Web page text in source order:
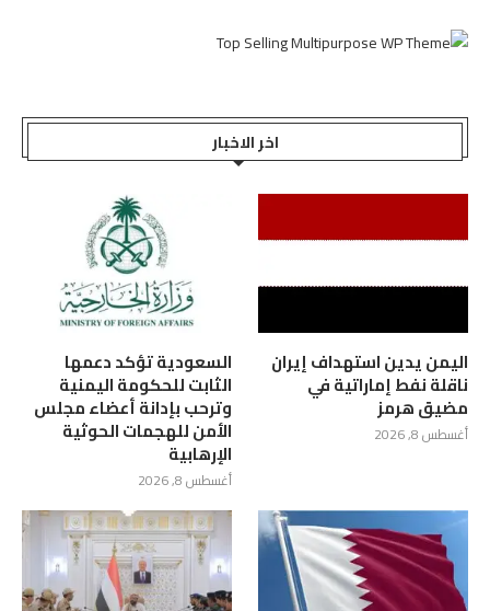
اخر الاخبار
اليمن يدين استهداف إيران
ناقلة نفط إماراتية في
مضيق هرمز
أغسطس 8, 2026
السعودية تؤكد دعمها
الثابت للحكومة اليمنية
وترحب بإدانة أعضاء مجلس
الأمن للهجمات الحوثية
الإرهابية
أغسطس 8, 2026